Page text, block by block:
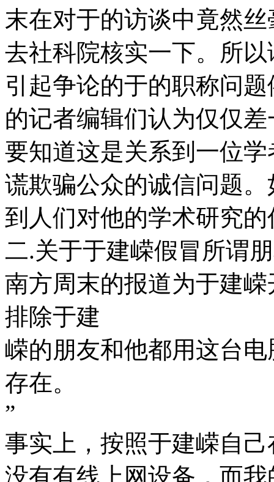
末在对于的访谈中竟然
去社科院核实一下。所
引起争论的于的职称问
的记者编辑们认为仅仅
要知道这是关系到一位
谎欺骗公众的诚信问题
到人们对他的学术研究的
二.关于于建嵘假冒所谓
南方周末的报道为于建
排除于建
嵘的朋友和他都用这台
存在。
”
事实上，按照于建嵘自
没有有线上网设备，而